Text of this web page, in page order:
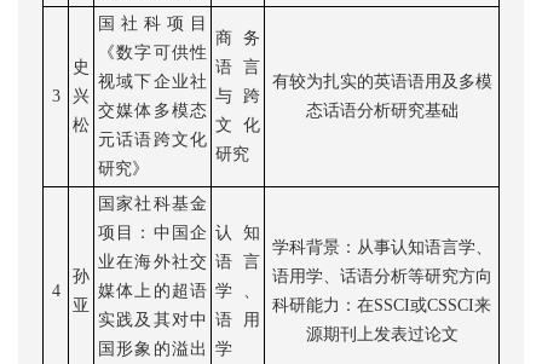
3
史
兴
松
国社科项目
《数字可供性
视域下企业社
交媒体多模态
元话语跨文化
研究》
商务
语言
与跨
文化
研究
有较为扎实的英语语用及多模
态话语分析研究基础
4
孙
亚
国家社科基金
项目：中国企
业在海外社交
媒体上的超语
实践及其对中
国形象的溢出
认知
语言
学、
语用
学
学科背景：从事认知语言学、
语用学、话语分析等研究方向
科研能力：在SSCI或CSSCI来
源期刊上发表过论文